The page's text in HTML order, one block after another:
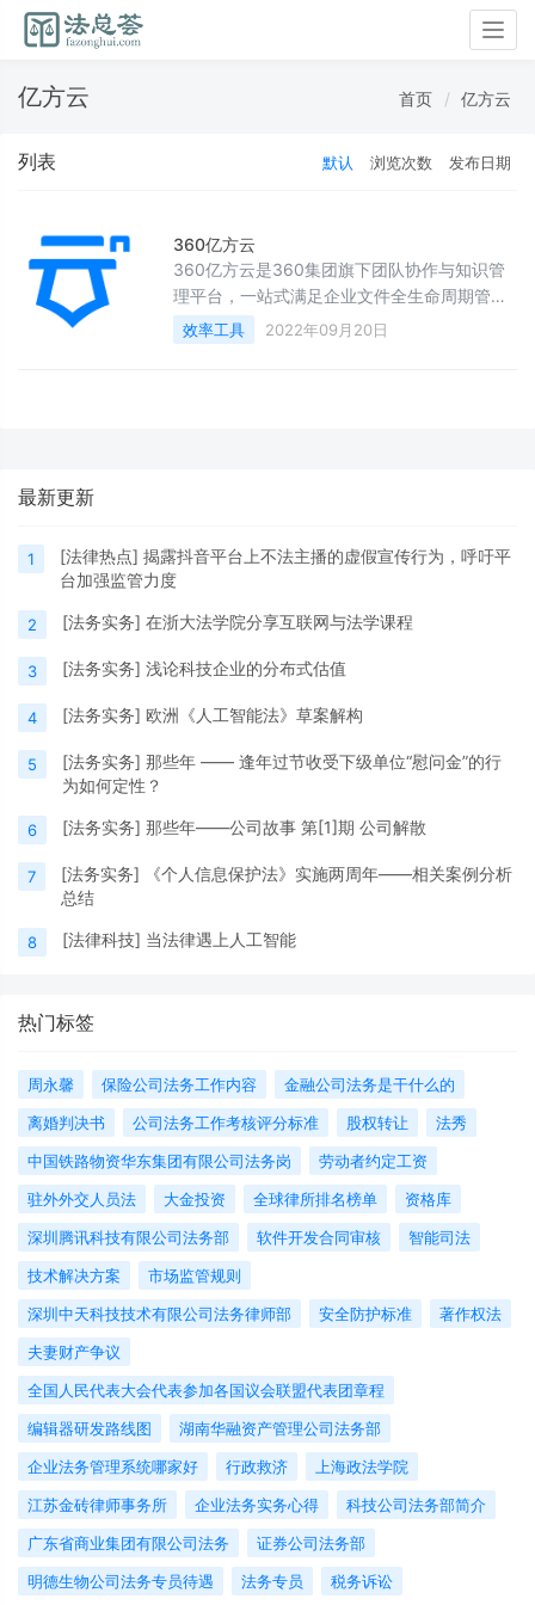
亿方云 首页 亿方云
列表 默认 浏览次数 发布日期
360亿方云
360亿方​云是360集团旗下团队协作与知识管
理平台，一站式满足企业文件全生命周期管理
及知识协作需求。通过360亿方云​海量文件存
储管理、在线编辑、多格式预览、全文检索、
盖20+行业，从团队到大型企事业单位/集团均
在使用，其中包
效率工具 2022年09月20日
最新更新
1 [法律热点] 揭露抖音平台上不法主播的虚假宣传行为，呼吁平
台加强监管力度
2 [法务实务] 在浙大法学院分享互联网与法学课程
3 [法务实务] 浅论科技企业的分布式估值
4 [法务实务] 欧洲《人工智能法》草案解构
5 [法务实务] 那些年 —— 逢年过节收受下级单位“慰问金”的行
为如何定性？
6 [法务实务] 那些年——公司故事 第[1]期 公司解散
7 [法务实务]
《个人信息保护法》实施两周年——相关案例分析
总结
8 [法律科技] 当法律遇上人工智能
热门标签
周永馨 保险公司法务工作内容
金融公司法务是干什么的
离婚判决书
公司法务工作考核评分标准 股权转让
法秀
中国铁路物资华东集团有限公司法务岗
劳动者约定工资
驻外外交人员法
大金投资 全球律所排名榜单
资格库
深圳腾讯科技有限公司法务部
软件开发合同审核
智能司法
技术解决方案
市场监管规则
深圳中天科技技术有限公司法务律师部
安全防护标准
著作权法
夫妻财产争议
全国人民代表大会代表参加各国议会联盟代表团章程
编辑器研发路线图
湖南华融资产管理公司法务部
企业法务管理系统哪家好
行政救济
上海政法学院
江苏金砖律师事务所
企业法务实务心得
科技公司法务部简介
广东省商业集团有限公司法务
证券公司法务部
明德生物公司法务专员待遇
法务专员 税务诉讼